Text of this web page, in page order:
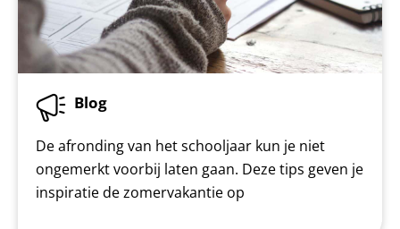
Blog
De afronding van het schooljaar kun je niet
ongemerkt voorbij laten gaan. Deze tips geven je
inspiratie de zomervakantie op